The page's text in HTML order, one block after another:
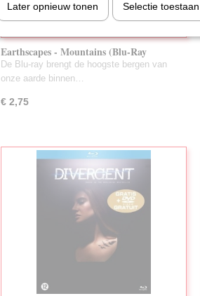
Earthscapes - Mountains (Blu-Ray
Gebruikt)
De Blu-ray brengt de hoogste bergen van
onze aarde binnen…
€ 2,75
Later opnieuw tonen Selectie toestaan